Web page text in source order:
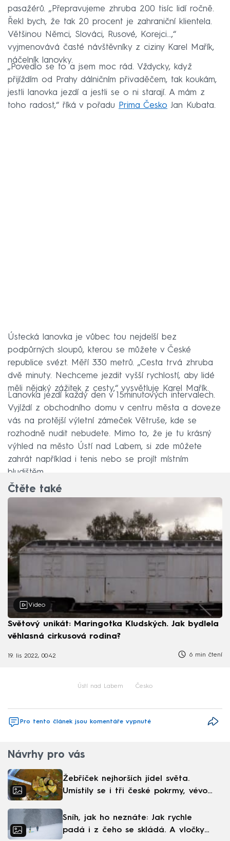
pasažérů. „Přepravujeme zhruba 200 tisíc lidí ročně.
Řekl bych, že tak 20 procent je zahraniční klientela.
Většinou Němci, Slováci, Rusové, Korejci...,“
vyjmenovává časté návštěvníky z ciziny Karel Mařík,
náčelník lanovky.
„Povedlo se to a jsem moc rád. Vždycky, když
přijíždím od Prahy dálničním přivaděčem, tak koukám,
jestli lanovka jezdí a jestli se o ni starají. A mám z
toho radost,“ říká v pořadu
Prima Česko Jan Kubata.
Ústecká lanovka je vůbec tou nejdelší bez
podpůrných sloupů, kterou se můžete v České
republice svézt. Měří 330 metrů. „Cesta trvá zhruba
dvě minuty. Nechceme jezdit vyšší rychlostí, aby lidé
měli nějaký zážitek z cesty,“ vysvětluje Karel Mařík.
Lanovka jezdí každý den v 15minutových intervalech.
Vyjíždí z obchodního domu v centru města a doveze
vás na protější výletní zámeček Větruše, kde se
rozhodně nudit nebudete. Mimo to, že je tu krásný
výhled na město Ústí nad Labem, si zde můžete
zahrát například i tenis nebo se projít místním
bludištěm.
Čtěte také
Video
Světový unikát: Maringotka Kludských. Jak bydlela
věhlasná cirkusová rodina?
19. lis 2022, 00:42 6 min čtení
Ústí nad Labem Česko
Pro tento článek jsou komentáře vypnuté
Návrhy pro vás
Žebříček nejhorších jídel světa.
Umístily se i tři české pokrmy, vévodí
Sníh, jak ho neznáte: Jak rychle
padá i z čeho se skládá. A vločky